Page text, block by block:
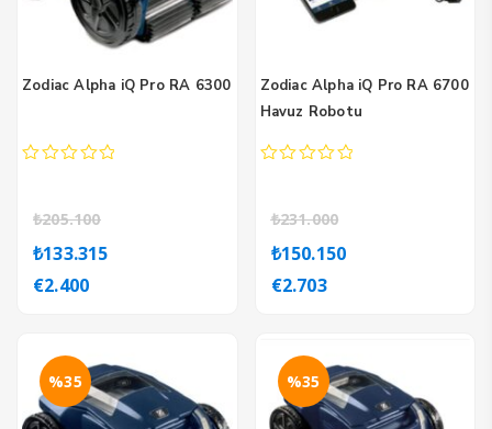
Zodiac Alpha iQ Pro RA 6300
₺205.100
Orijinal
fiyat:
₺205.100.
₺133.315Şu
andaki
€2.400
Zodiac Alpha iQ Pro RA 6700
Havuz Robotu
₺231.000
Orijinal
fiyat:
₺231.000.
₺150.150Şu
andaki
€2.703
%35 %35